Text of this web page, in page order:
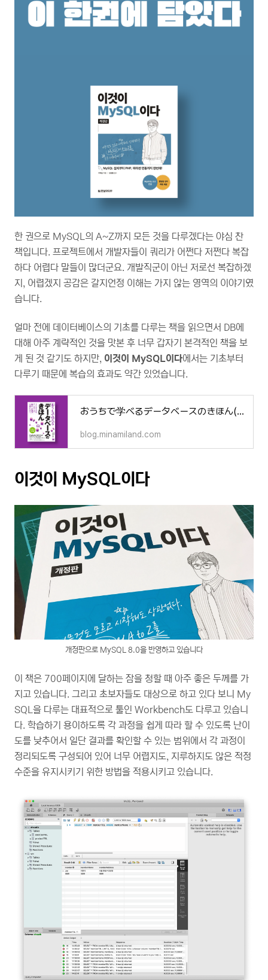
한 권으로 MySQL의 A~Z까지 모든 것을 다루겠다는 야심 찬
책입니다. 프로젝트에서 개발자들이 쿼리가 어쩐다 저쩐다 복잡
하다 어렵다 말들이 많더군요. 개발직군이 아닌 저로선 복잡하겠
지, 어렵겠지 공감은 갈지언정 이해는 가지 않는 영역의 이야기였
습니다.
얼마 전에 데이터베이스의 기초를 다루는 책을 읽으면서 DB에
대해 아주 계략적인 것을 맛본 후 너무 갑자기 본격적인 책을 보
게 된 것 같기도 하지만, 이것이 MySQL이다에서는 기초부터
다루기 때문에 복습의 효과도 약간 있었습니다.
おうちで学べるデータベースのきほん(데이터베이스 첫걸음)감상소감
blog.minamiland.com
이것이 MySQL이다
개정판으로 MySQL 8.0을 반영하고 있습니다
이 책은 700페이지에 달하는 잠을 청할 때 아주 좋은 두께를 가
지고 있습니다. 그리고 초보자들도 대상으로 하고 있다 보니 My
SQL을 다루는 대표적으로 툴인 Workbench도 다루고 있습니
다. 학습하기 용이하도록 각 과정을 쉽게 따라 할 수 있도록 난이
도를 낮추어서 일단 결과를 확인할 수 있는 범위에서 각 과정이
정리되도록 구성되어 있어 너무 어렵지도, 지루하지도 않은 적정
수준을 유지시키기 위한 방법을 적용시키고 있습니다.